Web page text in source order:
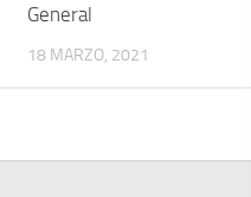
General
18 MARZO, 2021